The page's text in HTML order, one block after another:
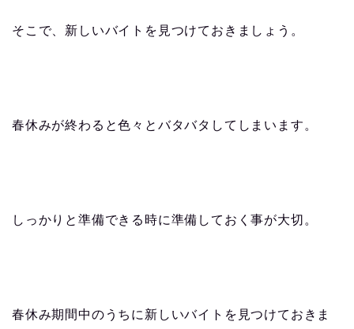
そこで、新しいバイトを見つけておきましょう。
春休みが終わると色々とバタバタしてしまいます。
しっかりと準備できる時に準備しておく事が大切。
春休み期間中のうちに新しいバイトを見つけておきま